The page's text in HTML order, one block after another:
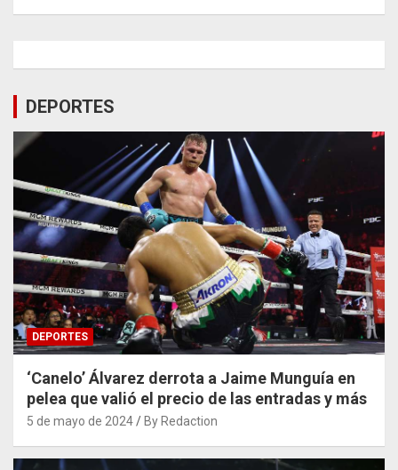
DEPORTES
DEPORTES
‘Canelo’ Álvarez derrota a Jaime Munguía en
pelea que valió el precio de las entradas y más
5 de mayo de 2024 By Redaction